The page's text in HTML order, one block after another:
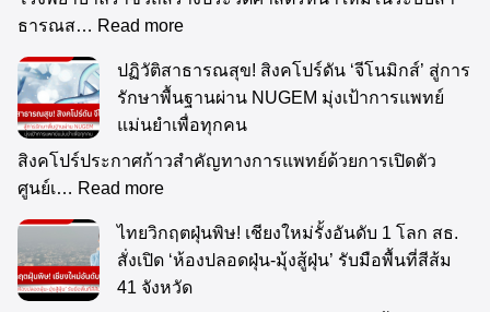
ธารณส… Read more
ปฏิวัติสาธารณสุข! สิงคโปร์ดัน ‘จีโนมิกส์’ สู่การ
รักษาพื้นฐานผ่าน NUGEM มุ่งเป้าการแพทย์
แม่นยำเพื่อทุกคน
สิงคโปร์ประกาศก้าวสำคัญทางการแพทย์ด้วยการเปิดตัว
ศูนย์เ… Read more
ไทยวิกฤตฝุ่นพิษ! เชียงใหม่รั้งอันดับ 1 โลก สธ.
สั่งเปิด ‘ห้องปลอดฝุ่น-มุ้งสู้ฝุ่น’ รับมือพื้นที่สีส้ม
41 จังหวัด